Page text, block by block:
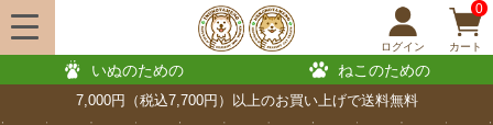
ログイン
0
カート
いぬのための ねこのための
7,000円（税込7,700円）以上のお買い上げで送料無料